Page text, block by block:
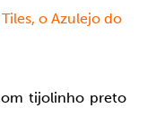
o Azulejo do
tijolinho preto